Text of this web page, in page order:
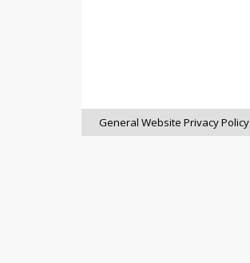
General Website Privacy Policy